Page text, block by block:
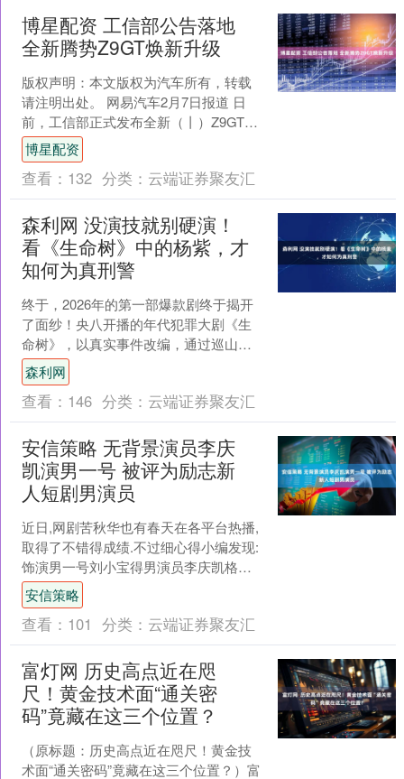
博星配资 工信部公告落地
全新腾势Z9GT焕新升级
版权声明：本文版权为汽车所有，转载
请注明出处。 网易汽车2月7日报道 日
前，工信部正式发布全新（丨）Z9GT公
告信息，这款斩获2024国际CMF设计
奖“至尊金奖....
博星配资
查看： 132 分类： 云端证券聚友汇
森利网 没演技就别硬演！
看《生命树》中的杨紫，才
知何为真刑警
终于，2026年的第一部爆款剧终于揭开
了面纱！央八开播的年代犯罪大剧《生
命树》，以真实事件改编，通过巡山队
守护藏羚羊的生死较量，将生态保护与
人性的冲突搬上荧幕。....
森利网
查看： 146 分类： 云端证券聚友汇
安信策略 无背景演员李庆
凯演男一号 被评为励志新
人短剧男演员
近日,网剧苦秋华也有春天在各平台热播,
取得了不错得成绩.不过细心得小编发现:
饰演男一号刘小宝得男演员李庆凯格外
吸引人。剧中表现让角色塑造鲜明性格
更加有趣， 演....
安信策略
查看： 101 分类： 云端证券聚友汇
富灯网 历史高点近在咫
尺！黄金技术面“通关密
码”竟藏在这三个位置？
（原标题：历史高点近在咫尺！黄金技
术面“通关密码”竟藏在这三个位置？）富